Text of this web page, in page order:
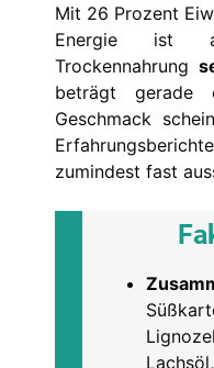
Mit 26 Prozent
Energie ist
Trockennahrung
beträgt gerade
Geschmack
zumindest fast